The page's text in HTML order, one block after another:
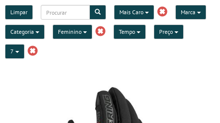
Limpar Mais Caro Marca
Categoria Feminino Tempo Preço
7